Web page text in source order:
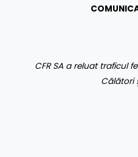
CFR SA a reluat traficul
Călători